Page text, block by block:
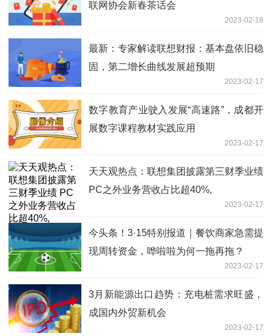
联网协会新春茶话会
2023-02-18
最新：专家解读联想财报：基本盘依旧稳
固，第二增长曲线发展超预期
2023-02-17
数字教育产业驶入发展“高速路”，成都开
展数字课程教材实践应用
2023-02-17
天天观热点：联想集团披露第三财季业绩
PC之外业务营收占比超40%,
2023-02-17
今头条！3·15特别报道｜餐饮商家急需提
现周转资金，哗啦啦为何一拖再拖？
2023-02-17
3月新能源出口趋势：充电桩需求旺盛，
成国内外贸新机会
2023-02-17